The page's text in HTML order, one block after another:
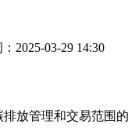
2025-03-29 14:30
放管理和交易范围的